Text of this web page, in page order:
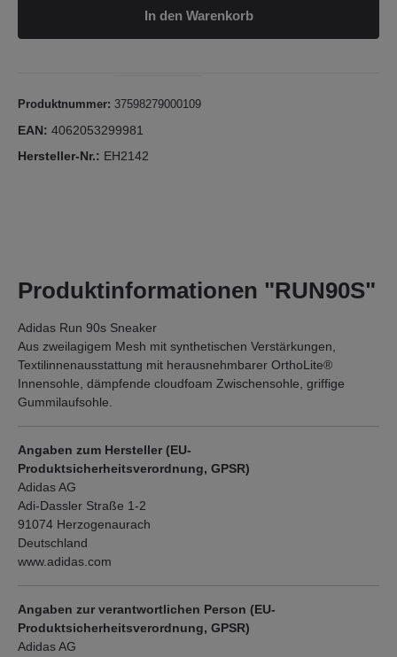
In den Warenkorb
Produktnummer: 37598279000109
EAN: 4062053299981
Hersteller-Nr.: EH2142
Produktinformationen "RUN90S"
Adidas Run 90s Sneaker
Aus zweilagigem Mesh mit synthetischen Verstärkungen,
Textilinnenausstattung mit herausnehmbarer OrthoLite®
Innensohle, dämpfende cloudfoam Zwischensohle, griffige
Gummilaufsohle.
Angaben zum Hersteller (EU-
Produktsicherheitsverordnung, GPSR)
Adidas AG
Adi-Dassler Straße 1-2
91074 Herzogenaurach
Deutschland
www.adidas.com
Angaben zur verantwortlichen Person (EU-
Produktsicherheitsverordnung, GPSR)
Adidas AG